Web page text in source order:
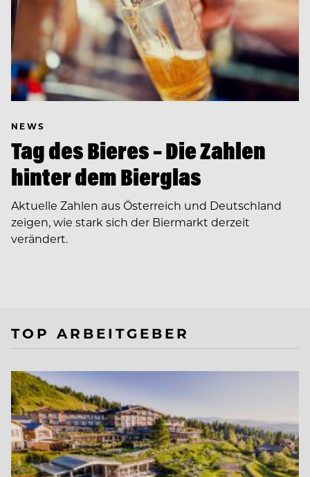
NEWS
Tag des Bieres – Die Zahlen
hinter dem Bierglas
Aktuelle Zahlen aus Österreich und Deutschland
zeigen, wie stark sich der Biermarkt derzeit
verändert.
TOP ARBEITGEBER